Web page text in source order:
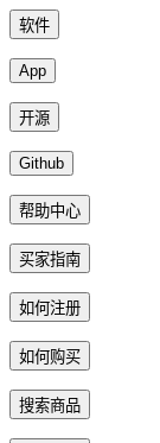
软件
App
开源
Github
帮助中心
买家指南
如何注册
如何购买
搜索商品